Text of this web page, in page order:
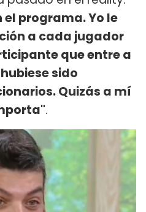
el programa. Yo le
a cada jugador
que entre a
sido
Quizás a mí
.